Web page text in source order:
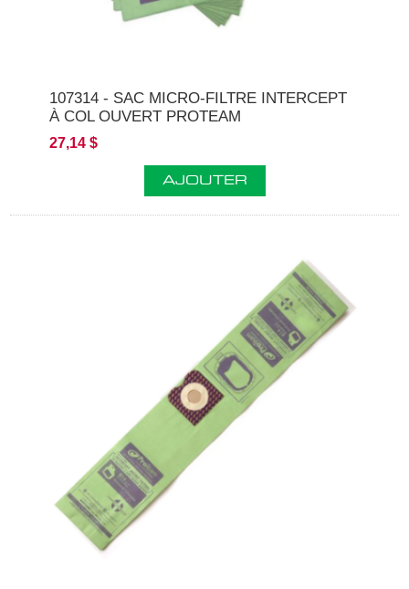
107314 - SAC MICRO-FILTRE INTERCEPT
À COL OUVERT PROTEAM
27,14 $
AJOUTER